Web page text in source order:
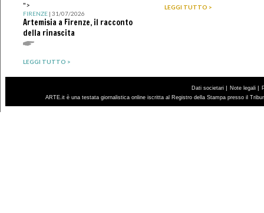
">
FIRENZE| 31/07/2026
Artemisia a Firenze, il racconto
della rinascita
LEGGI TUTTO >
LEGGI TUTTO >
Dati societari | Note legali |
ARTE.it è una testata giornalistica online iscritta al Registro della Stampa presso il